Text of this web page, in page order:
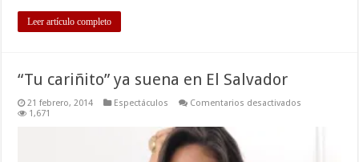
Leer artículo completo
“Tu cariñito” ya suena en El Salvador
21 febrero, 2014 Espectáculos Comentarios desactivados
1,671